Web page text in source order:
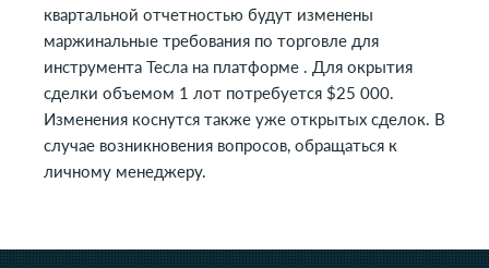
квартальной отчетностью будут изменены
маржинальные требования по торговле для
инструмента Тесла на платформе . Для окрытия
сделки объемом 1 лот потребуется $25 000.
Изменения коснутся также уже открытых сделок. В
случае возникновения вопросов, обращаться к
личному менеджеру.